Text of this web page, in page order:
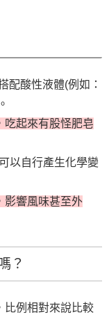
配酸性液體(例如：
吃起來有股怪肥皂
以自行產生化學變
影響風味甚至外
？
比例相對來說比較